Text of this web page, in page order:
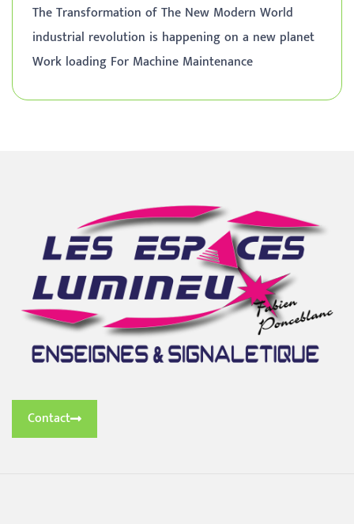
The Transformation of The New Modern World
industrial revolution is happening on a new planet
Work loading For Machine Maintenance
Contact